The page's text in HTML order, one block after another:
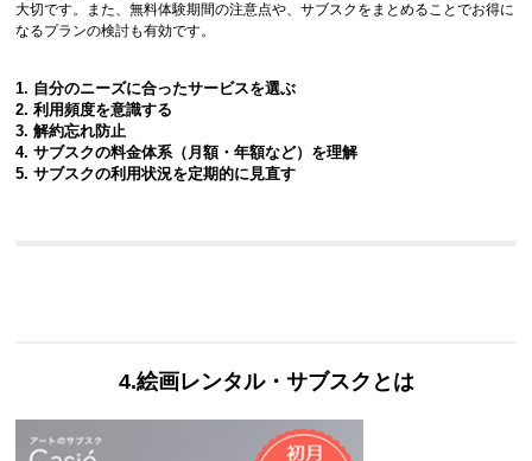
大切です。また、無料体験期間の注意点や、サブスクをまとめることでお得に
なるプランの検討も有効です。
1. 自分のニーズに合ったサービスを選ぶ
2. 利用頻度を意識する
3. 解約忘れ防止
4. サブスクの料金体系（月額・年額など）を理解
5. サブスクの利用状況を定期的に見直す
4.絵画レンタル・サブスクとは